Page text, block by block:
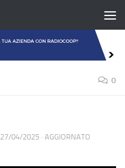
0
27/04/2025 · AGGIORNATO